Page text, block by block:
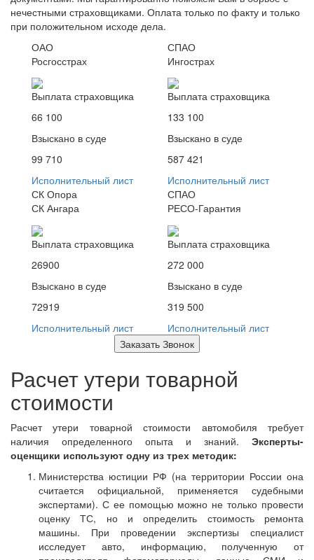
нечестными страховщиками. Оплата только по факту и только
при положительном исходе дела.
ОАО
Росгосстрах
Выплата страховщика
66 100
Взыскано в суде
99 710
Исполнительный лист
СПАО
Ингострах
Выплата страховщика
133 100
Взыскано в суде
587 421
Исполнительный лист
СК Опора
СК Ангара
Выплата страховщика
26900
Взыскано в суде
72919
Исполнительный лист
СПАО
РЕСО-Гарантия
Выплата страховщика
272 000
Взыскано в суде
319 500
Исполнительный лист
Заказать Звонок
Расчет утери товарной
стоимости
Расчет утери товарной стоимости автомобиля требует
наличия определенного опыта и знаний. Эксперты-
оценщики используют одну из трех методик:
Министерства юстиции РФ (на территории России она
считается официальной, применяется судебными
экспертами). С ее помощью можно не только провести
оценку ТС, но и определить стоимость ремонта
машины. При проведении экспертизы специалист
исследует авто, информацию, полученную от